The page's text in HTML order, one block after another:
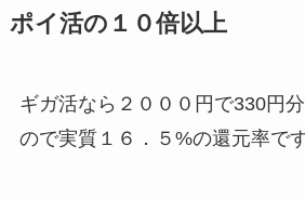
ポイ活の１０倍以上
ギガ活なら２０００円で330円
ので実質１６．５%の還元率で